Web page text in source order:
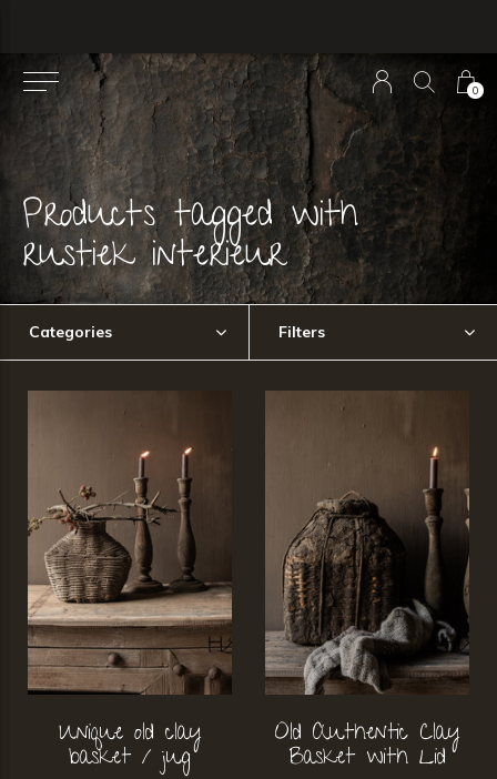
0
Products tagged with
rustiek interieur
Categories Filters
Unique old clay
basket / jug
Old Authentic Clay
Basket with Lid